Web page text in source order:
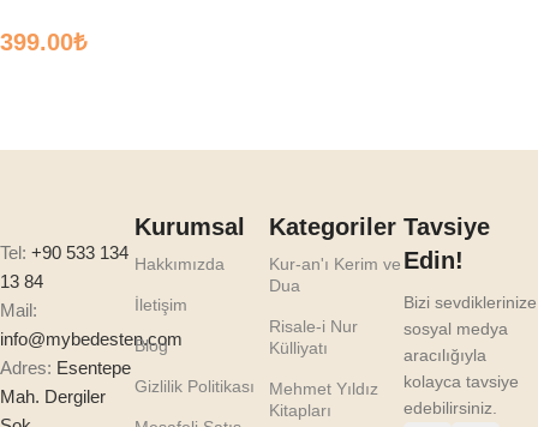
399.00₺
Tel: +90 533 134
13 84
Mail:
info@mybedesten.com
Adres: Esentepe
Mah. Dergiler
Kurumsal
Hakkımızda
İletişim
Blog
Gizlilik Politikası
Kategoriler
Kur-an'ı Kerim ve
Dua
Risale-i Nur
Külliyatı
Mehmet Yıldız
Kitapları
Tavsiye
Edin!
Bizi sevdiklerinize
sosyal medya
aracılığıyla
kolayca tavsiye
edebilirsiniz.